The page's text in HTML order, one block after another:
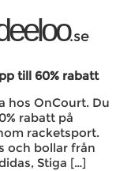
.se
till 60% rabatt
hos OnCourt. Du
rabatt på
racketsport.
och bollar från
Stiga […]